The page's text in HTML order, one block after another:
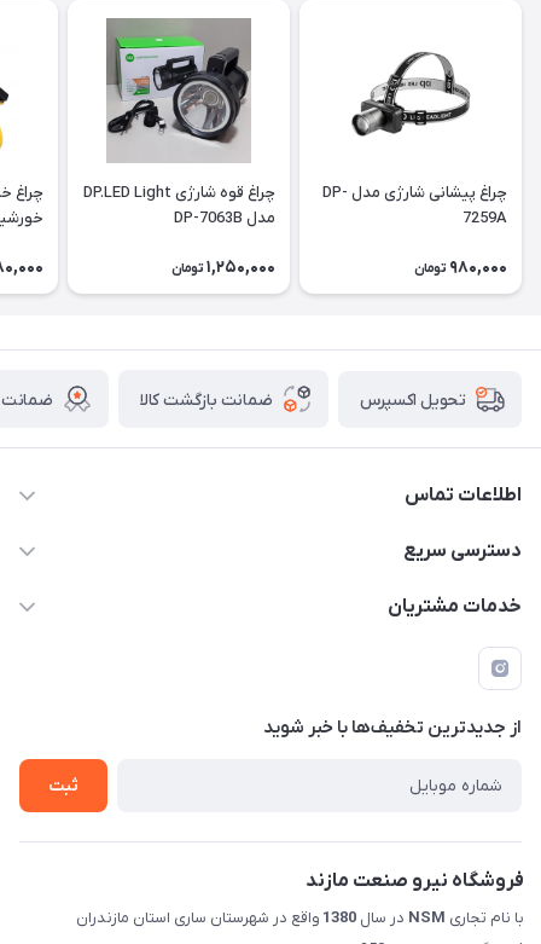
چراغ پیشانی شارژی مدل DP-
7259A
980,000 تومان
چراغ قوه شارژی DP.LED Light
مدل DP-7063B
1,250,000 تومان
چراغ
تحویل اکسپرس ضمانت بازگشت کالا ضمانت
اطلاعات تماس
011-33376810 /// 09123594705 /// 09030910517
عبوری 32 فروشگاه نیرو صنعت مازند (صابریان)
دسترسی سریع
حساب کاربری
لیست محصولات
درباره ما
خدمات مشتریان
قوانین و مقررات
حریم خصوصی
راهنما
از جدید‌ترین تخفیف‌ها با‌ خبر شوید
ثبت
فروشگاه نیرو صنعت مازند
با نام تجاری NSM در سال 1380 واقع در شهرستان ساری استان مازندران